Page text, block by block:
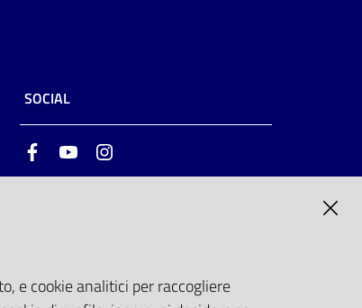
SOCIAL
FacebookYoutube
e cookie analitici per raccogliere